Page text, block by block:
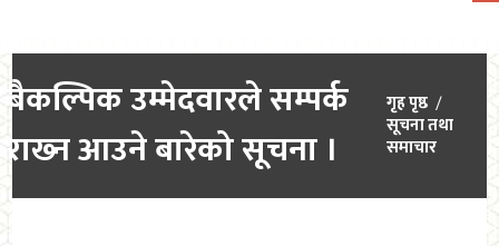
बैकल्पिक उम्मेदवारले सम्पर्क
राख्‍न आउने बारेको सूचना ।
गृह पृष्ठ
सूचना तथा
समाचार